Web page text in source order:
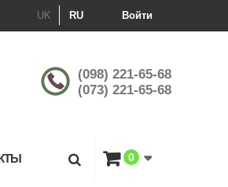
Войти
UK RU
(098) 221-65-68
(073) 221-65-68
0